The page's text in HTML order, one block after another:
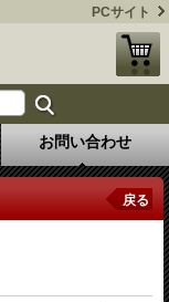
PCサイト
お問い合わせ
戻る